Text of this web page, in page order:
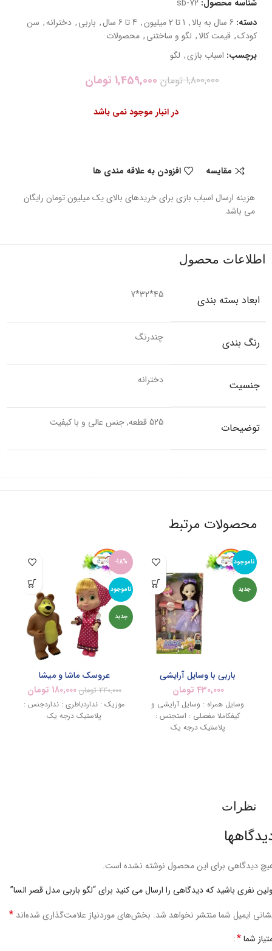
شناسه محصول:sb-72
دسته: 6 سال به بالا , 1 تا 2 میلیون , 4 تا 6 سال , باربی, دخترانه, سن
کودک, قیمت کالا, لگو و ساختنی, محصولات
برچسب: اسباب بازی, لگو
1,800,000 تومان 1,459,000 تومان
در انبار موجود نمی باشد
مقایسه افزودن به علاقه مندی ها
هزینه ارسال اسباب بازی برای خریدهای بالای یک میلیون تومان رایگان
می باشد
اطلاعات محصول
ابعاد بسته بندی 45*32*7
رنگ بندی چندرنگ
جنسیت دخترانه
توضیحات 525 قطعه, جنس عالی و با کیفیت
محصولات مرتبط
ناموجود
جدید
باربی با وسایل آرایشی
430,000 تومان
وسایل همراه : وسایل آرایشی و
کیفکاملا مفصلی : استجنس :
پلاستیک درجه یک
-18%
ناموجود
جدید
عروسک ماشا و میشا
220,000 تومان 180,000 تومان
موزیک : نداردباطری : نداردجنس :
پلاستیک درجه یک
نظرات
دیدگاهی برای این محصول نوشته نشده است.
نفری باشید که دیدگاهی را ارسال می کنید برای “لگو باربی مدل قصر السا”
ایمیل شما منتشر نخواهد شد. بخش‌های موردنیاز علامت‌گذاری شده‌اند *
شما*